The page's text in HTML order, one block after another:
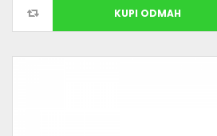
KUPI ODMAH